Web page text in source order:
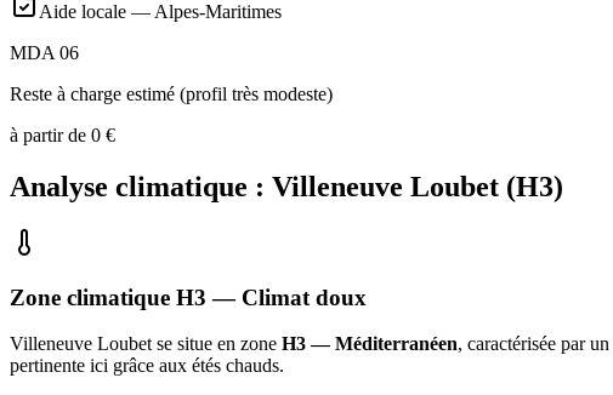
Aide locale — Alpes-Maritimes
MDA 06
Reste à charge estimé (profil très modeste)
à partir de 0 €
Analyse climatique : Villeneuve Loubet (H3)
Zone climatique H3 — Climat doux
Villeneuve Loubet se situe en zone H3 — Méditerranéen, caractérisée par un
pertinente ici grâce aux étés chauds.